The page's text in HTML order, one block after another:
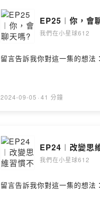
EP25︱你，會
我們在小星球612
留言告訴我你對這一集的想
2024-09-05 · 41 分鐘
EP24︱改變思
我們在小星球612
留言告訴我你對這一集的想